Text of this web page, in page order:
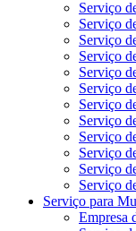
Serviço
Serviço
Serviço
Serviço
Serviço
Serviço
Serviço
Serviço
Serviço
Serviço
Serviço
Serviço
Serviço para
Empresa